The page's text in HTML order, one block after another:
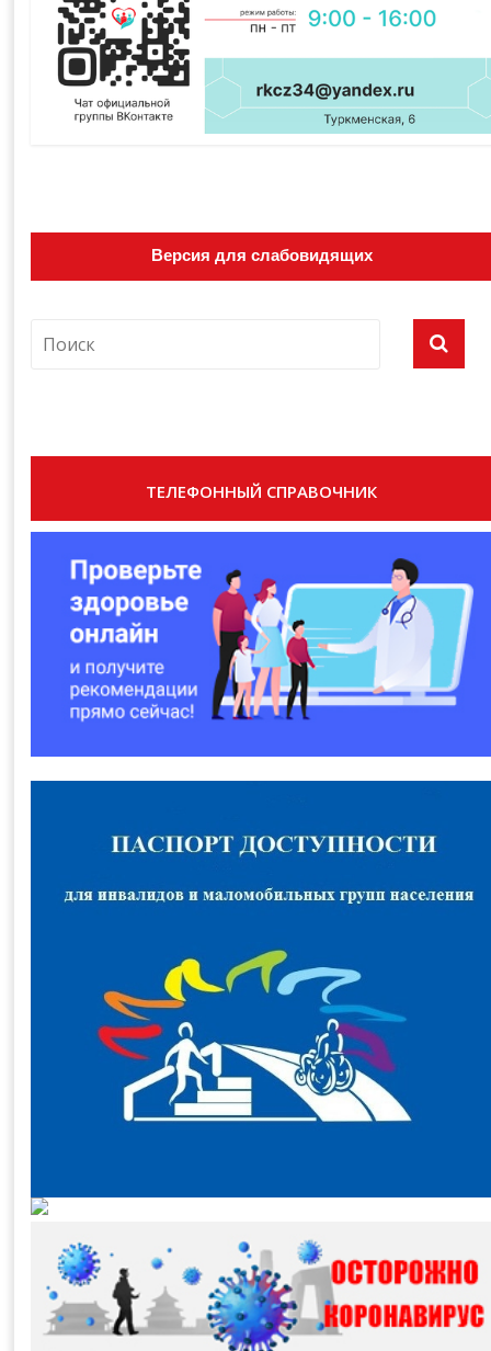
Версия для слабовидящих
ТЕЛЕФОННЫЙ СПРАВОЧНИК